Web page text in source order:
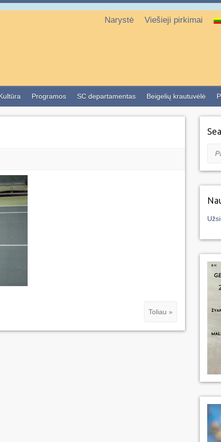
Narystė Viešieji pirkimai
Programos SC departamentas Beigelių krautuvėlė
Toliau »